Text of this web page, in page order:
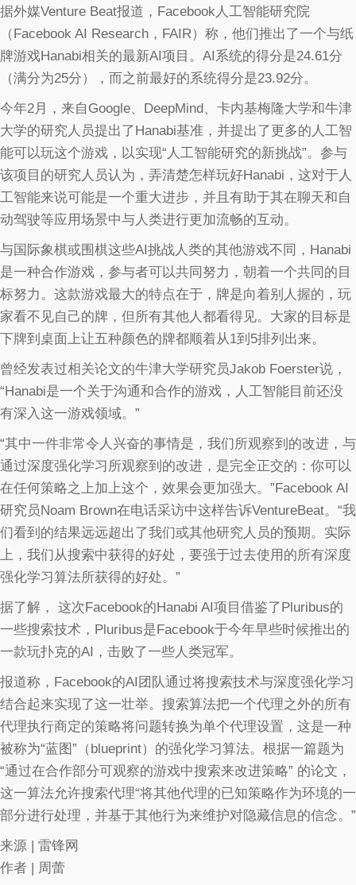
据外媒Venture Beat报道，Facebook人工智能研究院
（Facebook AI Research，FAIR）称，他们推出了一个与纸
牌游戏Hanabi相关的最新AI项目。AI系统的得分是24.61分
（满分为25分），而之前最好的系统得分是23.92分。
今年2月，来自Google、DeepMind、卡内基梅隆大学和牛津
大学的研究人员提出了Hanabi基准，并提出了更多的人工智
能可以玩这个游戏，以实现“人工智能研究的新挑战”。参与
该项目的研究人员认为，弄清楚怎样玩好Hanabi，这对于人
工智能来说可能是一个重大进步，并且有助于其在聊天和自
动驾驶等应用场景中与人类进行更加流畅的互动。
与国际象棋或围棋这些AI挑战人类的其他游戏不同，Hanabi
是一种合作游戏，参与者可以共同努力，朝着一个共同的目
标努力。这款游戏最大的特点在于，牌是向着别人握的，玩
家看不见自己的牌，但所有其他人都看得见。大家的目标是
下牌到桌面上让五种颜色的牌都顺着从1到5排列出来。
曾经发表过相关论文的牛津大学研究员Jakob Foerster说，
“Hanabi是一个关于沟通和合作的游戏，人工智能目前还没
有深入这一游戏领域。”
“其中一件非常令人兴奋的事情是，我们所观察到的改进，与
通过深度强化学习所观察到的改进，是完全正交的：你可以
在任何策略之上加上这个，效果会更加强大。”Facebook AI
研究员Noam Brown在电话采访中这样告诉VentureBeat。“我
们看到的结果远远超出了我们或其他研究人员的预期。实际
上，我们从搜索中获得的好处，要强于过去使用的所有深度
强化学习算法所获得的好处。”
据了解， 这次Facebook的Hanabi AI项目借鉴了Pluribus的
一些搜索技术，Pluribus是Facebook于今年早些时候推出的
一款玩扑克的AI，击败了一些人类冠军。
报道称，Facebook的AI团队通过将搜索技术与深度强化学习
结合起来实现了这一壮举。搜索算法把一个代理之外的所有
代理执行商定的策略将问题转换为单个代理设置，这是一种
被称为“蓝图”（blueprint）的强化学习算法。根据一篇题为
“通过在合作部分可观察的游戏中搜索来改进策略” 的论文，
这一算法允许搜索代理“将其他代理的已知策略作为环境的一
部分进行处理，并基于其他行为来维护对隐藏信息的信念。”
来源 | 雷锋网
作者 | 周蕾